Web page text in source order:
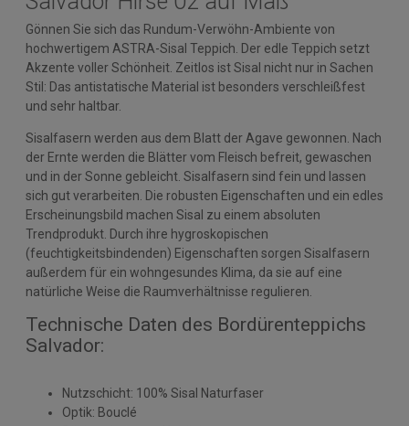
Gönnen Sie sich das Rundum-Verwöhn-Ambiente von
hochwertigem ASTRA-Sisal Teppich. Der edle Teppich setzt
Akzente voller Schönheit. Zeitlos ist Sisal nicht nur in Sachen
Stil: Das antistatische Material ist besonders verschleißfest
und sehr haltbar.
Sisalfasern werden aus dem Blatt der Agave gewonnen. Nach
der Ernte werden die Blätter vom Fleisch befreit, gewaschen
und in der Sonne gebleicht. Sisalfasern sind fein und lassen
sich gut verarbeiten. Die robusten Eigenschaften und ein edles
Erscheinungsbild machen Sisal zu einem absoluten
Trendprodukt. Durch ihre hygroskopischen
(feuchtigkeitsbindenden) Eigenschaften sorgen Sisalfasern
außerdem für ein wohngesundes Klima, da sie auf eine
natürliche Weise die Raumverhältnisse regulieren.
Technische Daten des Bordürenteppichs
Salvador:
Nutzschicht: 100% Sisal Naturfaser
Optik: Bouclé